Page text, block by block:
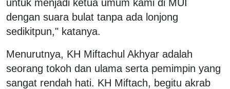
untuk menjadi ketua umum kami di MUI
dengan suara bulat tanpa ada lonjong
sedikitpun," katanya.
Menurutnya, KH Miftachul Akhyar adalah
seorang tokoh dan ulama serta pemimpin yang
sangat rendah hati. KH Miftach, begitu akrab